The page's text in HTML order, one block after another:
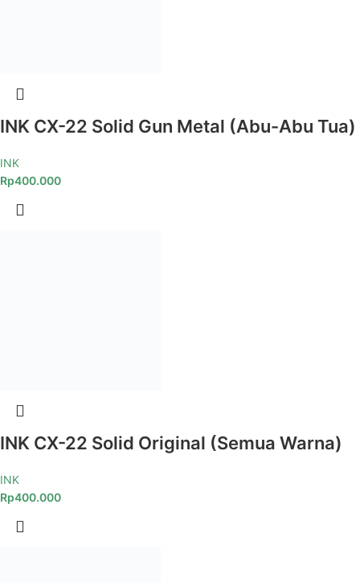
INK CX-22 Solid Gun Metal (Abu-Abu Tua)
INK
Rp400.000
INK CX-22 Solid Original (Semua Warna)
INK
Rp400.000